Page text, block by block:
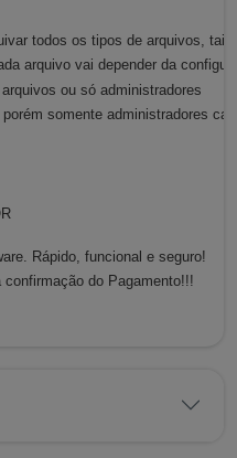
todos os tipos de arquivos,
arquivo vai depender da
ou só administradores
somente administradores
Rápido, funcional e seguro!
do Pagamento!!!